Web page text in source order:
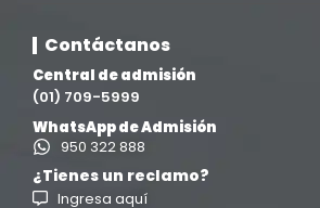
Contáctanos
Central de admisión
(01) 709-5999
WhatsApp de Admisión
950 322 888
¿Tienes un reclamo?
Ingresa aquí